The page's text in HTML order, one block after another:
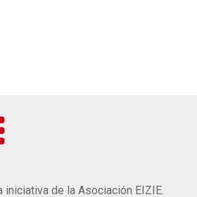
iniciativa de la Asociación EIZIE.